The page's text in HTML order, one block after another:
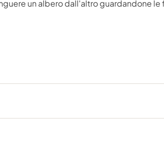
un albero dall'altro guardandone le